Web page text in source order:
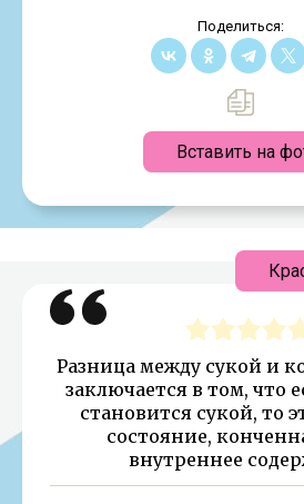
Поделиться:
Вставить на
Разница между сукой и
заключается в том, что
становится сукой, то
состояние,
внутреннее